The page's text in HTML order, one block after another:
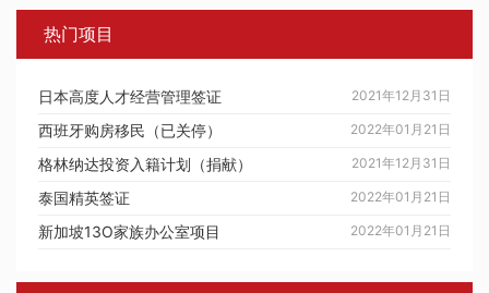
热门项目
2021年12月31日
日本高度人才经营管理签证
2022年01月21日
西班牙购房移民（已关停）
2021年12月31日
格林纳达投资入籍计划（捐献）
2022年01月21日
泰国精英签证
2022年01月21日
新加坡13O家族办公室项目